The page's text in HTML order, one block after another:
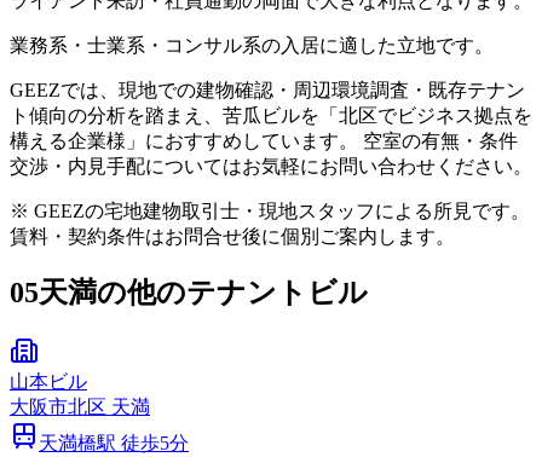
業務系・士業系・コンサル系の入居に適した立地です。
GEEZでは、現地での建物確認・周辺環境調査・既存テナン
ト傾向の分析を踏まえ、苦瓜ビルを「北区でビジネス拠点を
構える企業様」におすすめしています。 空室の有無・条件
交渉・内見手配についてはお気軽にお問い合わせください。
※ GEEZの宅地建物取引士・現地スタッフによる所見です。
賃料・契約条件はお問合せ後に個別ご案内します。
05天満の他のテナントビル
山本ビル
大阪市北区 天満
天満橋駅 徒歩5分